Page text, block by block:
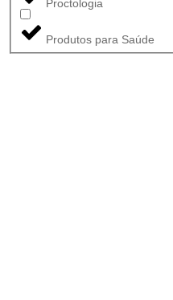
Proctologia
Produtos para Saúde